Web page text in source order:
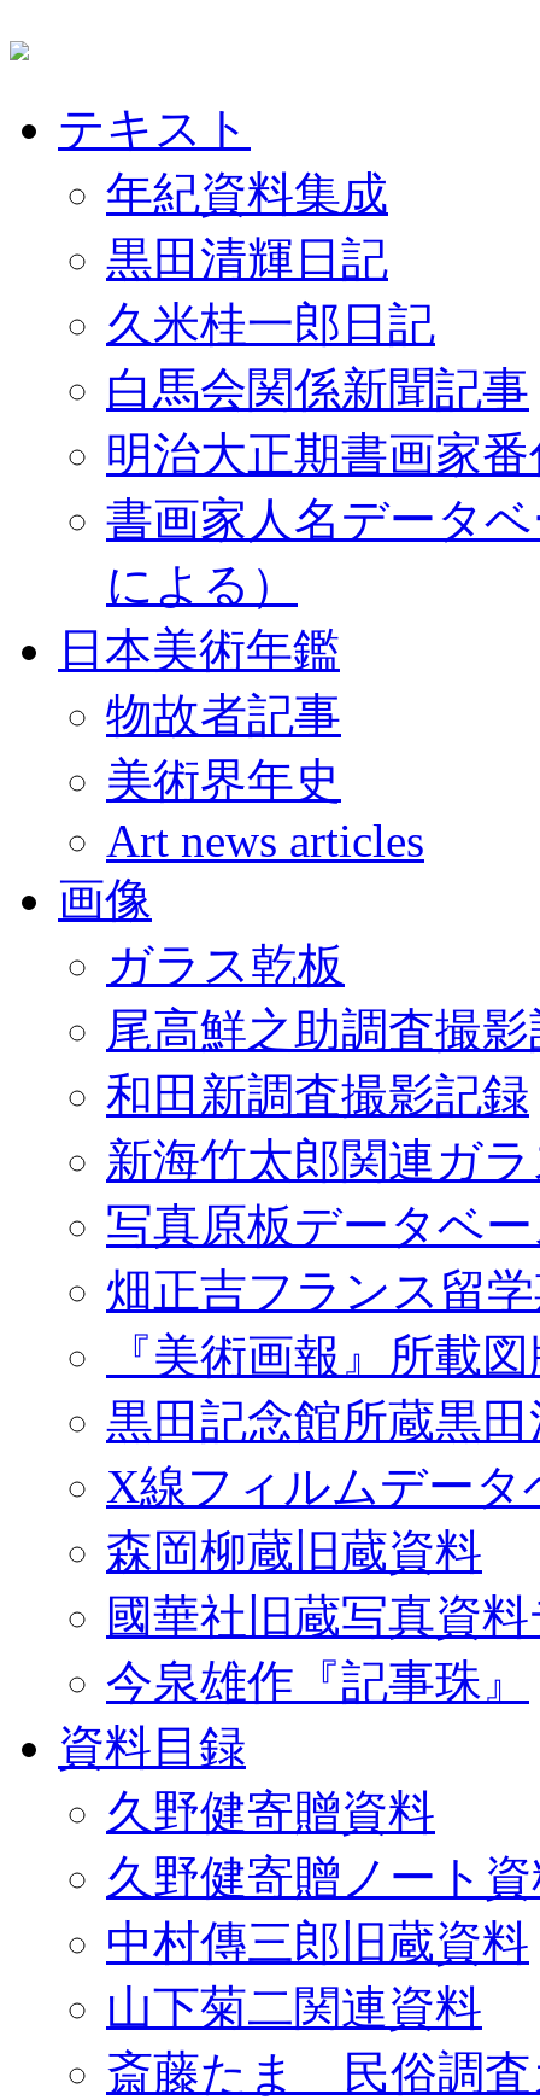
テキスト
年紀資料集成
黒田清輝日記
久米桂一郎日記
白馬会関係新聞記事
明治大正期書画家
書画家人名データ
による）
日本美術年鑑
物故者記事
美術界年史
Art news articles
画像
ガラス乾板
尾高鮮之助調査撮
和田新調査撮影記録
新海竹太郎関連ガ
写真原板データベ
畑正吉フランス留
『美術画報』所載
黒田記念館所蔵黒
X線フィルムデータ
森岡柳蔵旧蔵資料
國華社旧蔵写真資
今泉雄作『記事珠』
資料目録
久野健寄贈資料
久野健寄贈ノート
中村傳三郎旧蔵資料
山下菊二関連資料
斎藤たま 民俗調査